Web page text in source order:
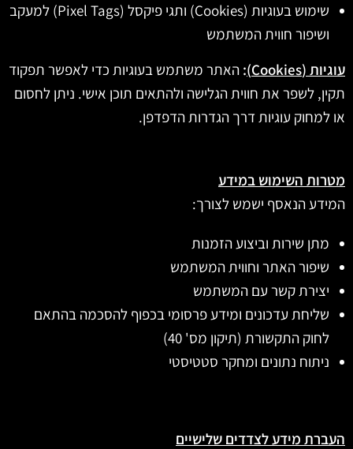
שימוש בעוגיות (Cookies) ותגי פיקסל (Pixel Tags) למעקב
ושיפור חווית המשתמש
עוגיות (Cookies)
: האתר משתמש בעוגיות כדי לאפשר תפקוד
תקין, לשפר את חווית הגלישה ולהתאים תוכן אישי. ניתן לחסום
או למחוק עוגיות דרך הגדרות הדפדפן.
מטרות השימוש במידע
המידע הנאסף ישמש לצורך:
מתן שירות וביצוע הזמנות
שיפור האתר וחווית המשתמש
יצירת קשר עם המשתמש
שליחת עדכונים ומידע פרסומי בכפוף להסכמה בהתאם
לחוק התקשורת (תיקון מס' 40)
ניתוח נתונים ומחקר סטטיסטי
העברת מידע לצדדים שלישיים